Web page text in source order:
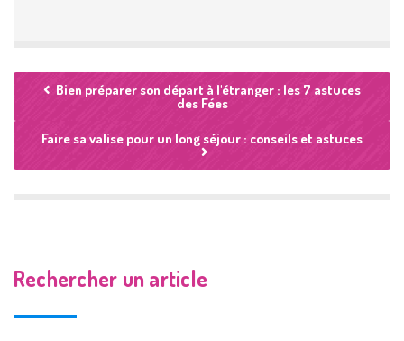
Bien préparer son départ à l'étranger : les 7 astuces
des Fées
Faire sa valise pour un long séjour : conseils et astuces
Rechercher un article